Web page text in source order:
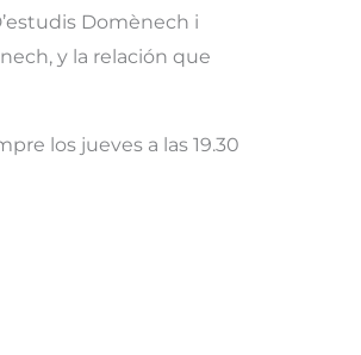
Domènech i
y la relación que
los jueves a las 19.30